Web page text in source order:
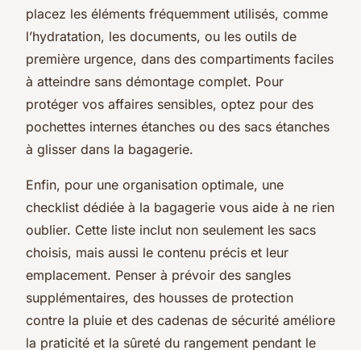
placez les éléments fréquemment utilisés, comme
l’hydratation, les documents, ou les outils de
première urgence, dans des compartiments faciles
à atteindre sans démontage complet. Pour
protéger vos affaires sensibles, optez pour des
pochettes internes étanches ou des sacs étanches
à glisser dans la bagagerie.
Enfin, pour une organisation optimale, une
checklist dédiée à la bagagerie vous aide à ne rien
oublier. Cette liste inclut non seulement les sacs
choisis, mais aussi le contenu précis et leur
emplacement. Penser à prévoir des sangles
supplémentaires, des housses de protection
contre la pluie et des cadenas de sécurité améliore
la praticité et la sûreté du rangement pendant le